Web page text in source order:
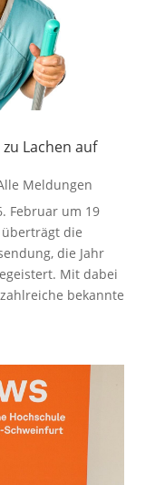
Lachen auf
Meldungen
Februar um 19
überträgt die
die Jahr
Mit dabei
bekannte